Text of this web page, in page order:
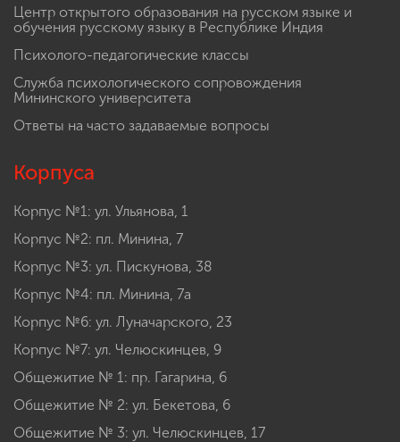
Центр открытого образования на русском языке и
обучения русскому языку в Республике Индия
Психолого-педагогические классы
Служба психологического сопровождения
Мининского университета
Ответы на часто задаваемые вопросы
Корпуса
Корпус №1: ул. Ульянова, 1
Корпус №2: пл. Минина, 7
Корпус №3: ул. Пискунова, 38
Корпус №4: пл. Минина, 7а
Корпус №6: ул. Луначарского, 23
Корпус №7: ул. Челюскинцев, 9
Общежитие № 1: пр. Гагарина, 6
Общежитие № 2: ул. Бекетова, 6
Общежитие № 3: ул. Челюскинцев, 17